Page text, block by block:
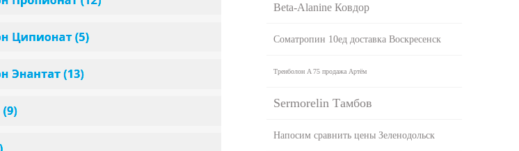
Beta-Alanine Ковдор
Cоматропин 10ед доставка Воскресенск
Тренболон A 75 продажа Артём
Sermorelin Тамбов
Напосим сравнить цены Зеленодольск